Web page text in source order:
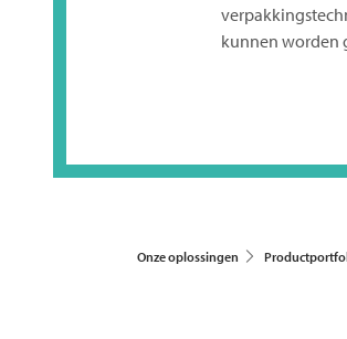
kunnen worden
Onze oplossingen